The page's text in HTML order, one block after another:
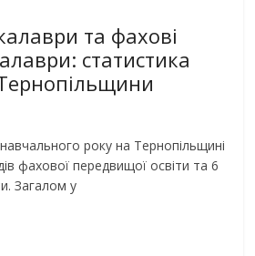
та фахові
статистика
року на Тернопільщині
фахової передвищої освіти та 6
Загалом у